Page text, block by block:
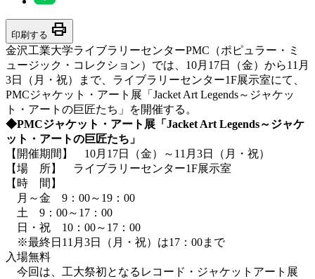
印刷する print
金沢工業大学ライブラリーセンターPMC（ポピュラー・ミ
ュージック・コレクション）では、10月17日（金）から11月
3日（月・祝）まで、ライブラリーセンター1F展示室にて、
PMCジャケット・アート展「Jacket Art Legends～ジャケッ
ト・アートの巨匠たち」を開催する。
◆PMCジャケット・アート展「Jacket Art Legends～ジャケ
ット・アートの巨匠たち」
【開催期間】 10月17日（金）～11月3日（月・祝）
【場 所】 ライブラリーセンター1F展示室
【時 間】
月～金 9：00～19：00
土 9：00～17：00
日・祝 10：00～17：00
※最終日11月3日（月・祝）は17：00まで
入場無料
今回は、工大祭初となるレコード・ジャケットアート展